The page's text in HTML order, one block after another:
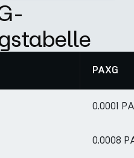
PAXG
0.0001
0.0008